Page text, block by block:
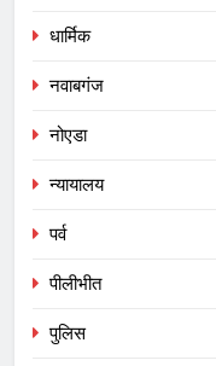
धार्मिक
नवाबगंज
नोएडा
न्यायालय
पर्व
पीलीभीत
पुलिस